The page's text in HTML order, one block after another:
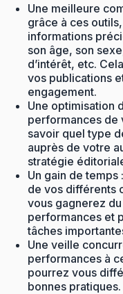
Une meilleure
grâce à ces
informations
son âge, son
d’intérêt, etc.
vos publications
engagement.
Une optimisation
performances de
savoir quel type
auprès de votre
stratégie
Un gain de
de vos différents
vous gagnerez
performances et
tâches
Une veille
performances à
pourrez vous
bonnes pratiques.